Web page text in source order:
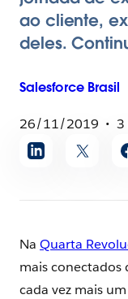
ao cliente,
deles.
Salesforce Brasil
26/11/2019
3
Compartilhar
artigo
NaQuarta
mais conectados
cada vez mais